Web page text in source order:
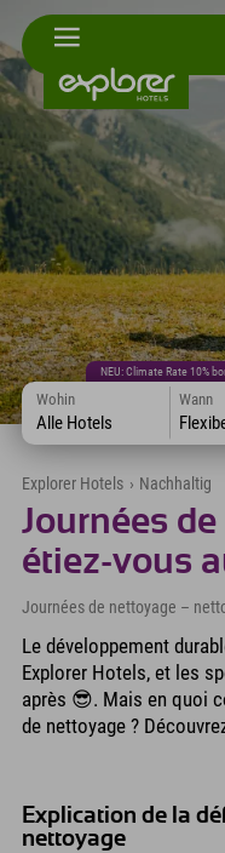
NEU: Climate Rate 10%
Wohin
Alle Hotels
Wann
Explorer Hotels › Nachhaltig
Journées
étiez-vous
Journées de nettoyage –
Le développement
Explorer Hotels, et les
après 😎. Mais en quoi
de nettoyage ?
Explication de la
nettoyage